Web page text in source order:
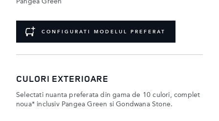
Pangea Green
CONFIGURATI MODELUL PREFERAT
CULORI EXTERIOARE
Selectati nuanta preferata din gama de 10 culori, complet
noua* inclusiv Pangea Green si Gondwana Stone.